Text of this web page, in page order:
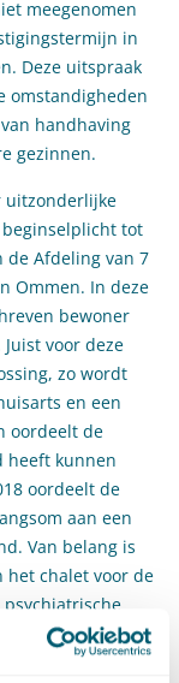
meegenomen
in
Deze uitspraak
omstandigheden
handhaving
gezinnen.
uitzonderlijke
tot
de Afdeling van 7
Ommen. In deze
bewoner
voor deze
zo wordt
en een
oordeelt de
heeft kunnen
oordeelt de
aan een
Van belang is
het chalet voor de
door de
de rechtbank